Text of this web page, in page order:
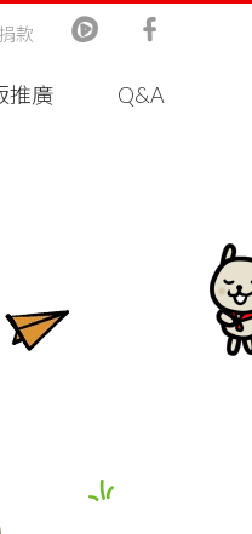
推廣 Q&A
款